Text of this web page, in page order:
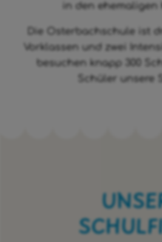
in den ehemaligen
Die Osterbachschule ist
Vorklassen und zwei
besuchen knapp 300
Schüler unsere